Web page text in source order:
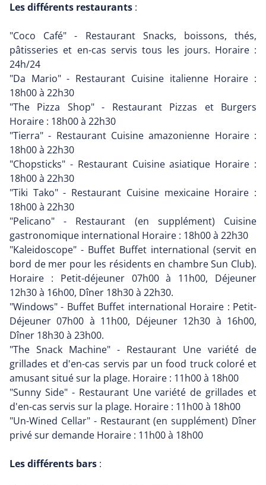
Les différents restaurants :
"Coco Café" - Restaurant Snacks, boissons, thés,
pâtisseries et en-cas servis tous les jours. Horaire :
24h/24
"Da Mario" - Restaurant Cuisine italienne Horaire :
18h00 à 22h30
"The Pizza Shop" - Restaurant Pizzas et Burgers
Horaire : 18h00 à 22h30
"Tierra" - Restaurant Cuisine amazonienne Horaire :
18h00 à 22h30
"Chopsticks" - Restaurant Cuisine asiatique Horaire :
18h00 à 22h30
"Tiki Tako" - Restaurant Cuisine mexicaine Horaire :
18h00 à 22h30
"Pelicano" - Restaurant (en supplément) Cuisine
gastronomique international Horaire : 18h00 à 22h30
"Kaleidoscope" - Buffet Buffet international (servit en
bord de mer pour les résidents en chambre Sun Club).
Horaire : Petit-déjeuner 07h00 à 11h00, Déjeuner
12h30 à 16h00, Dîner 18h30 à 22h30.
"Windows" - Buffet Buffet international Horaire : Petit-
Déjeuner 07h00 à 11h00, Déjeuner 12h30 à 16h00,
Dîner 18h30 à 23h00.
"The Snack Machine" - Restaurant Une variété de
grillades et d'en-cas servis par un food truck coloré et
amusant situé sur la plage. Horaire : 11h00 à 18h00
"Sunny Side" - Restaurant Une variété de grillades et
d'en-cas servis sur la plage. Horaire : 11h00 à 18h00
"Un-Wined Cellar" - Restaurant (en supplément) Dîner
privé sur demande Horaire : 11h00 à 18h00
Les différents bars :